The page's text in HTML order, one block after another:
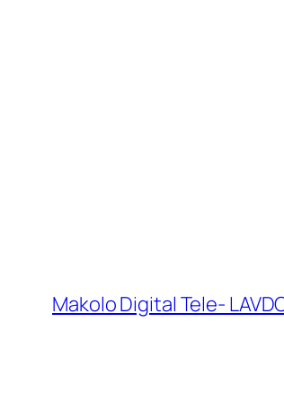
Makolo Digital Tele-